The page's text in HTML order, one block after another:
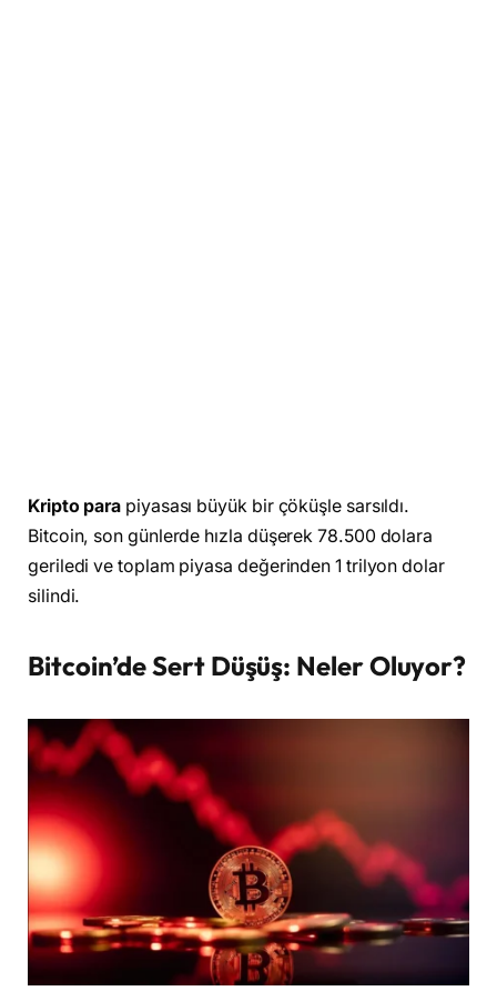
Kripto para piyasası büyük bir çöküşle sarsıldı.
Bitcoin, son günlerde hızla düşerek 78.500 dolara
geriledi ve toplam piyasa değerinden 1 trilyon dolar
silindi.
Bitcoin’de Sert Düşüş: Neler Oluyor?